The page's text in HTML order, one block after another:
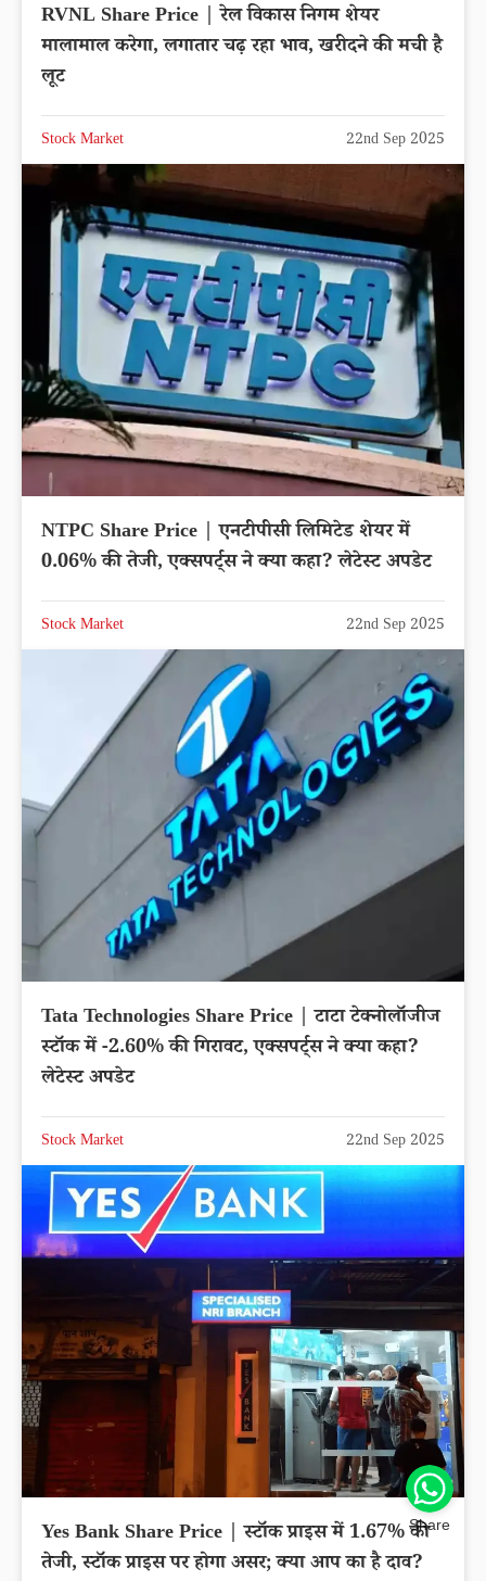
RVNL Share Price | रेल विकास निगम शेयर
मालामाल करेगा, लगातार चढ़ रहा भाव, खरीदने की मची है
लूट
Stock Market 22nd Sep 2025
NTPC Share Price | एनटीपीसी लिमिटेड शेयर में
0.06% की तेजी, एक्सपर्ट्स ने क्या कहा? लेटेस्ट अपडेट
Stock Market 22nd Sep 2025
Tata Technologies Share Price | टाटा टेक्नोलॉजीज
स्टॉक में -2.60% की गिरावट, एक्सपर्ट्स ने क्या कहा?
लेटेस्ट अपडेट
Stock Market 22nd Sep 2025
Yes Bank Share Price | स्टॉक प्राइस में 1.67% की
तेजी, स्टॉक प्राइस पर होगा असर; क्या आप का है दाव?
Share